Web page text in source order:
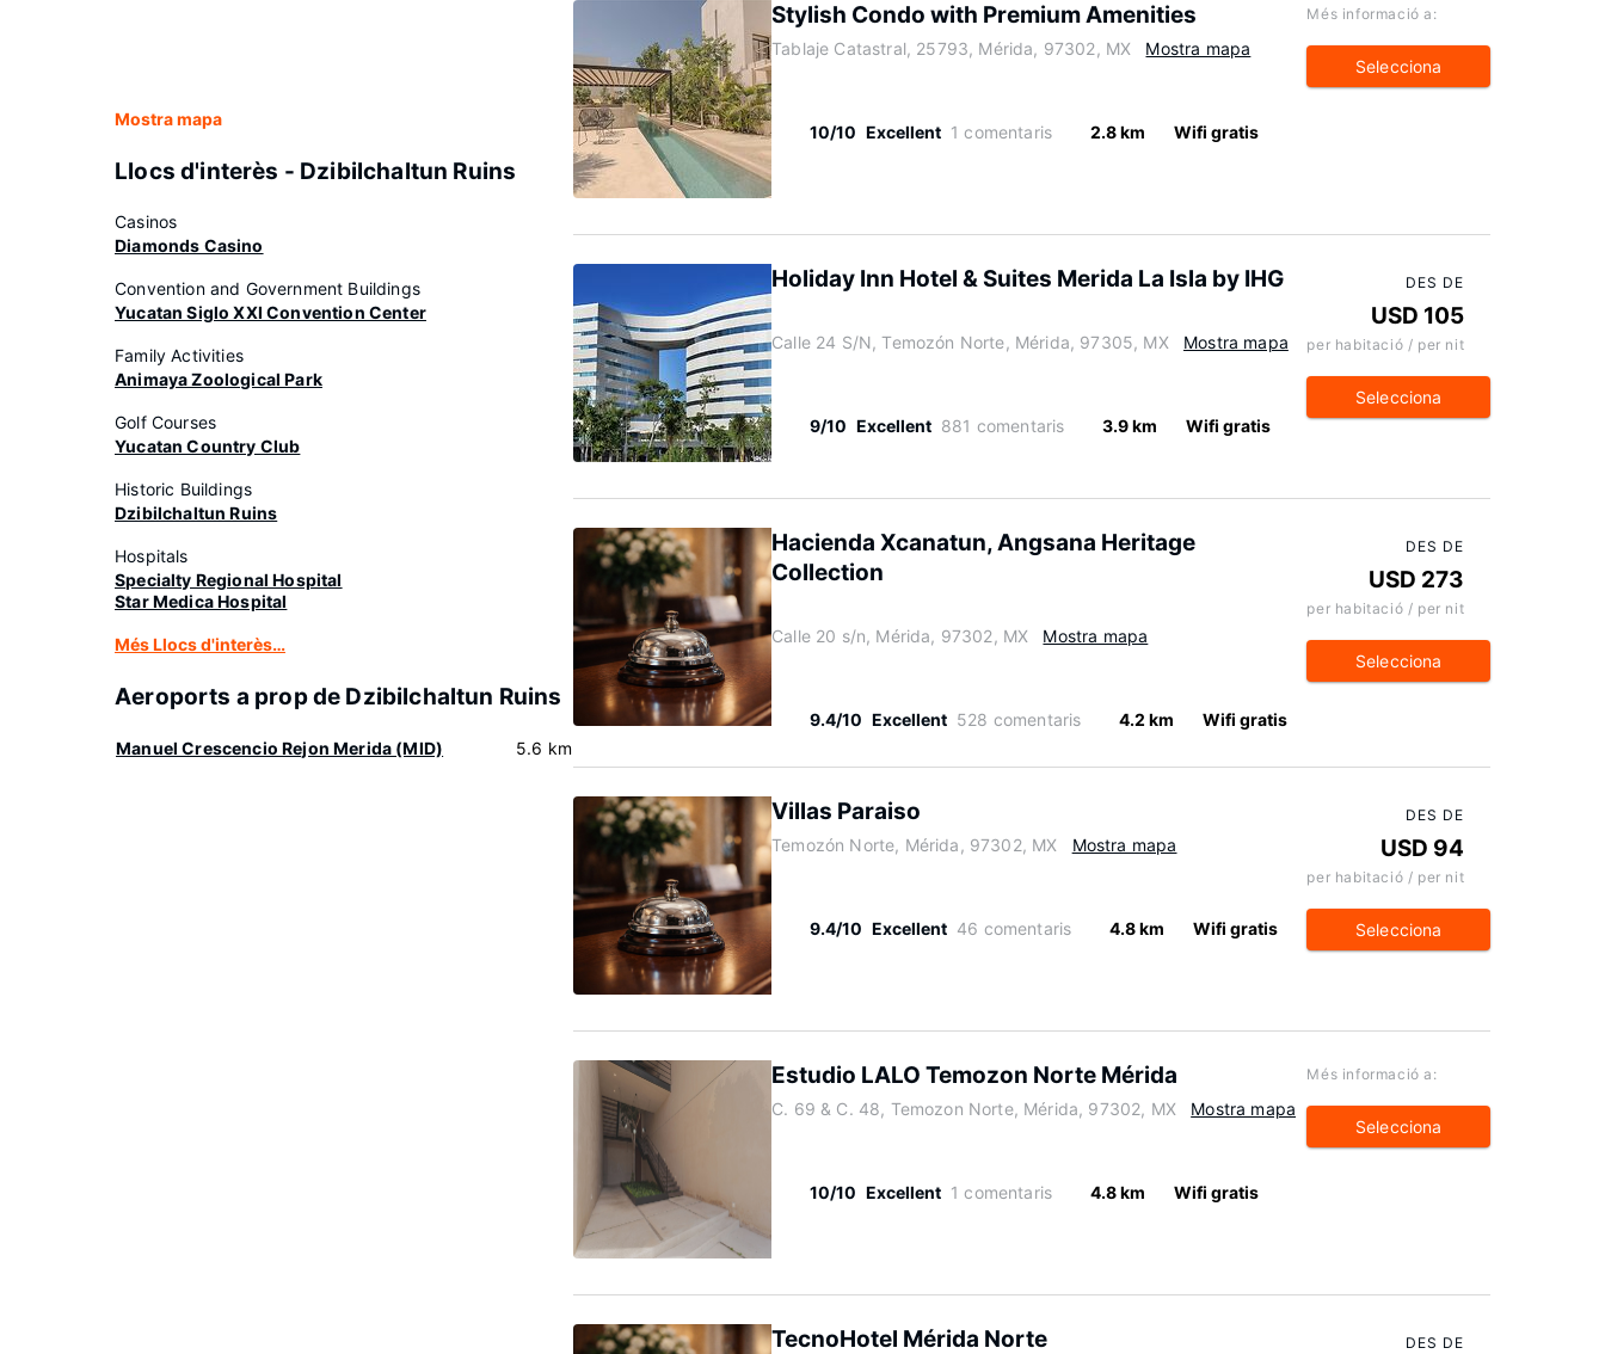
Mostra mapa
Llocs d'interès - Dzibilchaltun Ruins
Casinos
Diamonds Casino
Convention and Government Buildings
Yucatan Siglo XXI Convention Center
Family Activities
Animaya Zoological Park
Golf Courses
Yucatan Country Club
Historic Buildings
Dzibilchaltun Ruins
Hospitals
Specialty Regional Hospital
Star Medica Hospital
Més Llocs d'interès…
Aeroports a prop de Dzibilchaltun Ruins
Manuel Crescencio Rejon Merida (MID) 5.6 km
Stylish Condo with Premium Amenities
Tablaje Catastral, 25793, Mérida, 97302, MX Mostra mapa
10/10 Excellent 1 comentaris 2.8 km Wifi gratis
Més informació a:
Selecciona
Holiday Inn Hotel & Suites Merida La Isla by IHG
Calle 24 S/N, Temozón Norte, Mérida, 97305, MX Mostra mapa
9/10 Excellent 881 comentaris 3.9 km Wifi gratis
DES DE
USD 105
per habitació / per nit
Selecciona
Hacienda Xcanatun, Angsana Heritage
Collection
Calle 20 s/n, Mérida, 97302, MX Mostra mapa
9.4/10 Excellent 528 comentaris 4.2 km Wifi gratis
DES DE
USD 273
per habitació / per nit
Selecciona
Villas Paraiso
Temozón Norte, Mérida, 97302, MX Mostra mapa
9.4/10 Excellent 46 comentaris 4.8 km Wifi gratis
DES DE
USD 94
per habitació / per nit
Selecciona
Estudio LALO Temozon Norte Mérida
C. 69 & C. 48, Temozon Norte, Mérida, 97302, MX Mostra mapa
10/10 Excellent 1 comentaris 4.8 km Wifi gratis
Més informació a:
Selecciona
TecnoHotel Mérida Norte DES DE